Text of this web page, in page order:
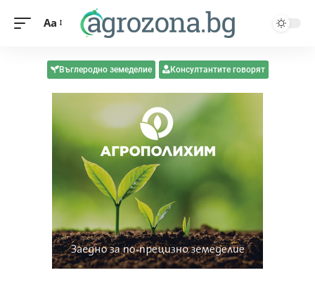
Aa
Въглеродно земеделие Консултантите говорят